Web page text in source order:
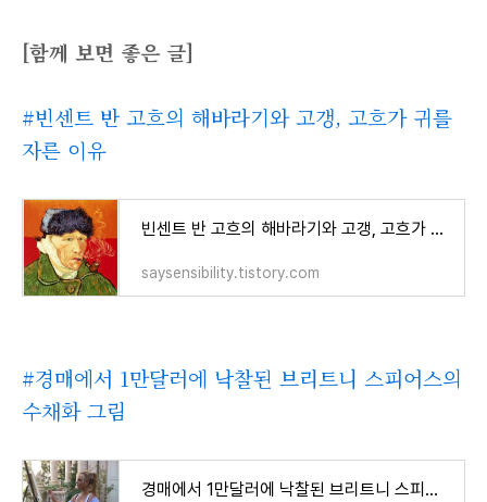
[함께 보면 좋은 글]
#빈센트 반 고흐의 해바라기와 고갱, 고흐가 귀를
자른 이유
빈센트 반 고흐의 해바라기와 고갱, 고흐가 귀를 자른 이유
saysensibility.tistory.com
#경매에서 1만달러에 낙찰된 브리트니 스피어스의
수채화 그림
경매에서 1만달러에 낙찰된 브리트니 스피어스의 수채화 그림